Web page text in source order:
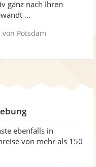
ganz nach Ihren
...
von Potsdam
ebenfalls in
von mehr als 150